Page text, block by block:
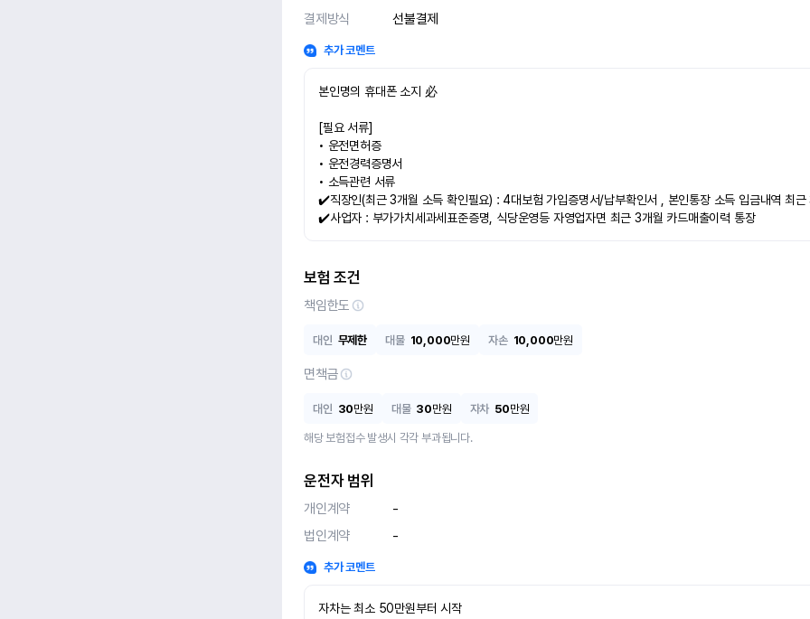
결제방식
선불결제
추가 코멘트
본인명의 휴대폰 소지 必
[필요 서류]
• 운전면허증
• 운전경력증명서
• 소득관련 서류
✔️직장인(최근 3개월 소득 확인필요) : 4대보험 가입증명서/납부확인서 , 본인통장 소득 입금내역 최근
✔️사업자 : 부가가치세과세표준증명, 식당운영등 자영업자면 최근 3개월 카드매출이력 통장
보험 조건
책임한도
대인 무제한 대물 10,000만원 자손 10,000만원
면책금
대인 30만원 대물 30만원 자차 50만원
해당 보험접수 발생시 각각 부과됩니다.
운전자 범위
개인계약
-
법인계약
-
추가 코멘트
자차는 최소 50만원부터 시작